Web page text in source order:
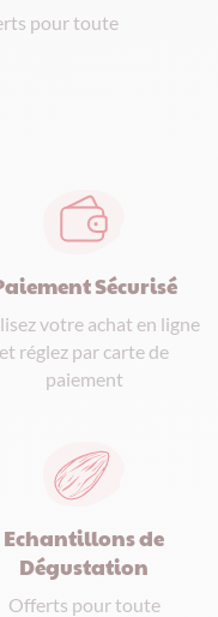
pour toute
Sécurisé
votre achat en ligne
et réglez par carte de
paiement
Echantillons de
Dégustation
Offerts pour toute